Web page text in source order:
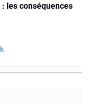
les conséquences